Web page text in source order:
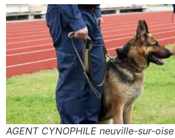
AGENT CYNOPHILE neuville-sur-oise